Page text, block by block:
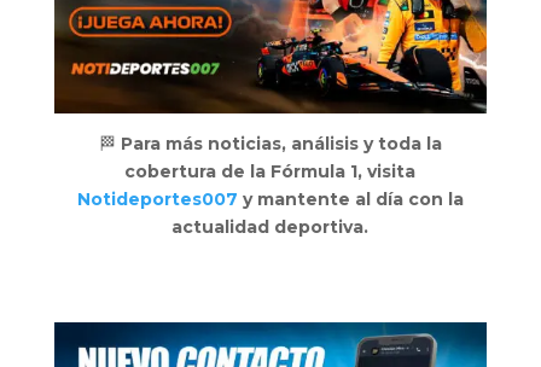
🏁 Para más noticias, análisis y toda la
cobertura de la Fórmula 1, visita
Notideportes007 y mantente al día con la
actualidad deportiva.